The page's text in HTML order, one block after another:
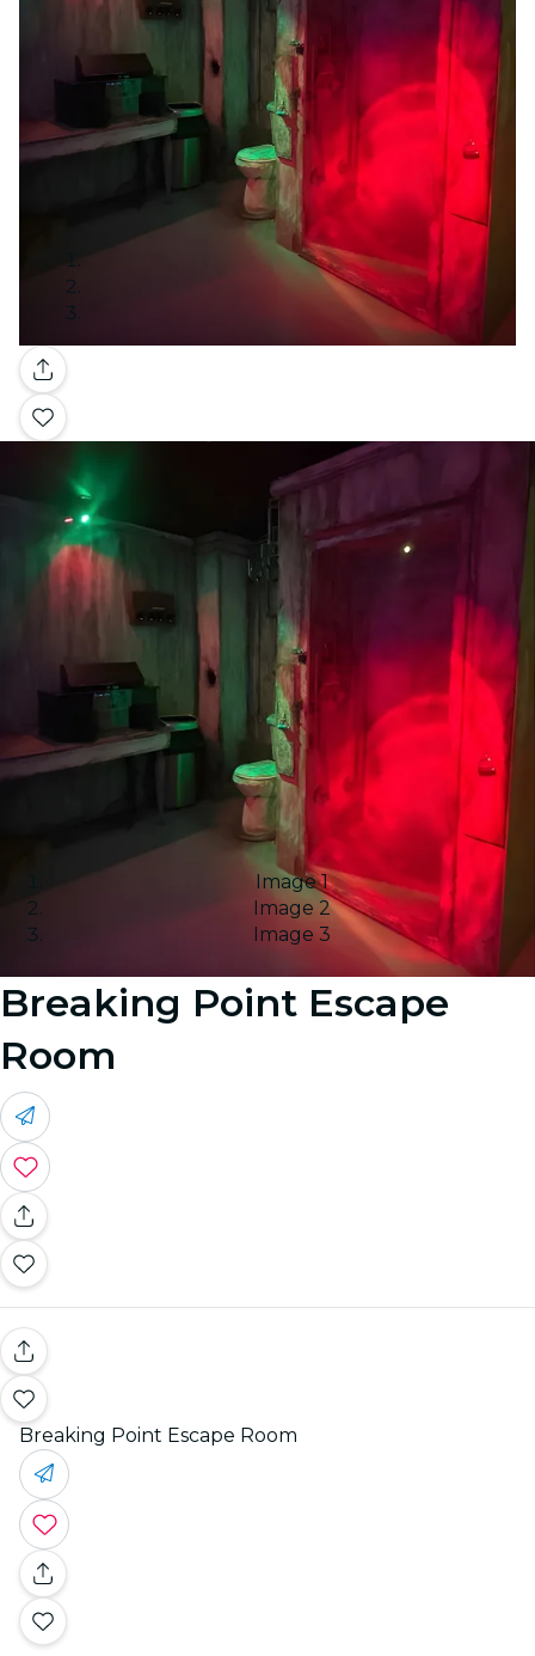
Galerie
Image 1
Image 2
Image 3
Breaking Point Escape
Room
Breaking Point Escape Room